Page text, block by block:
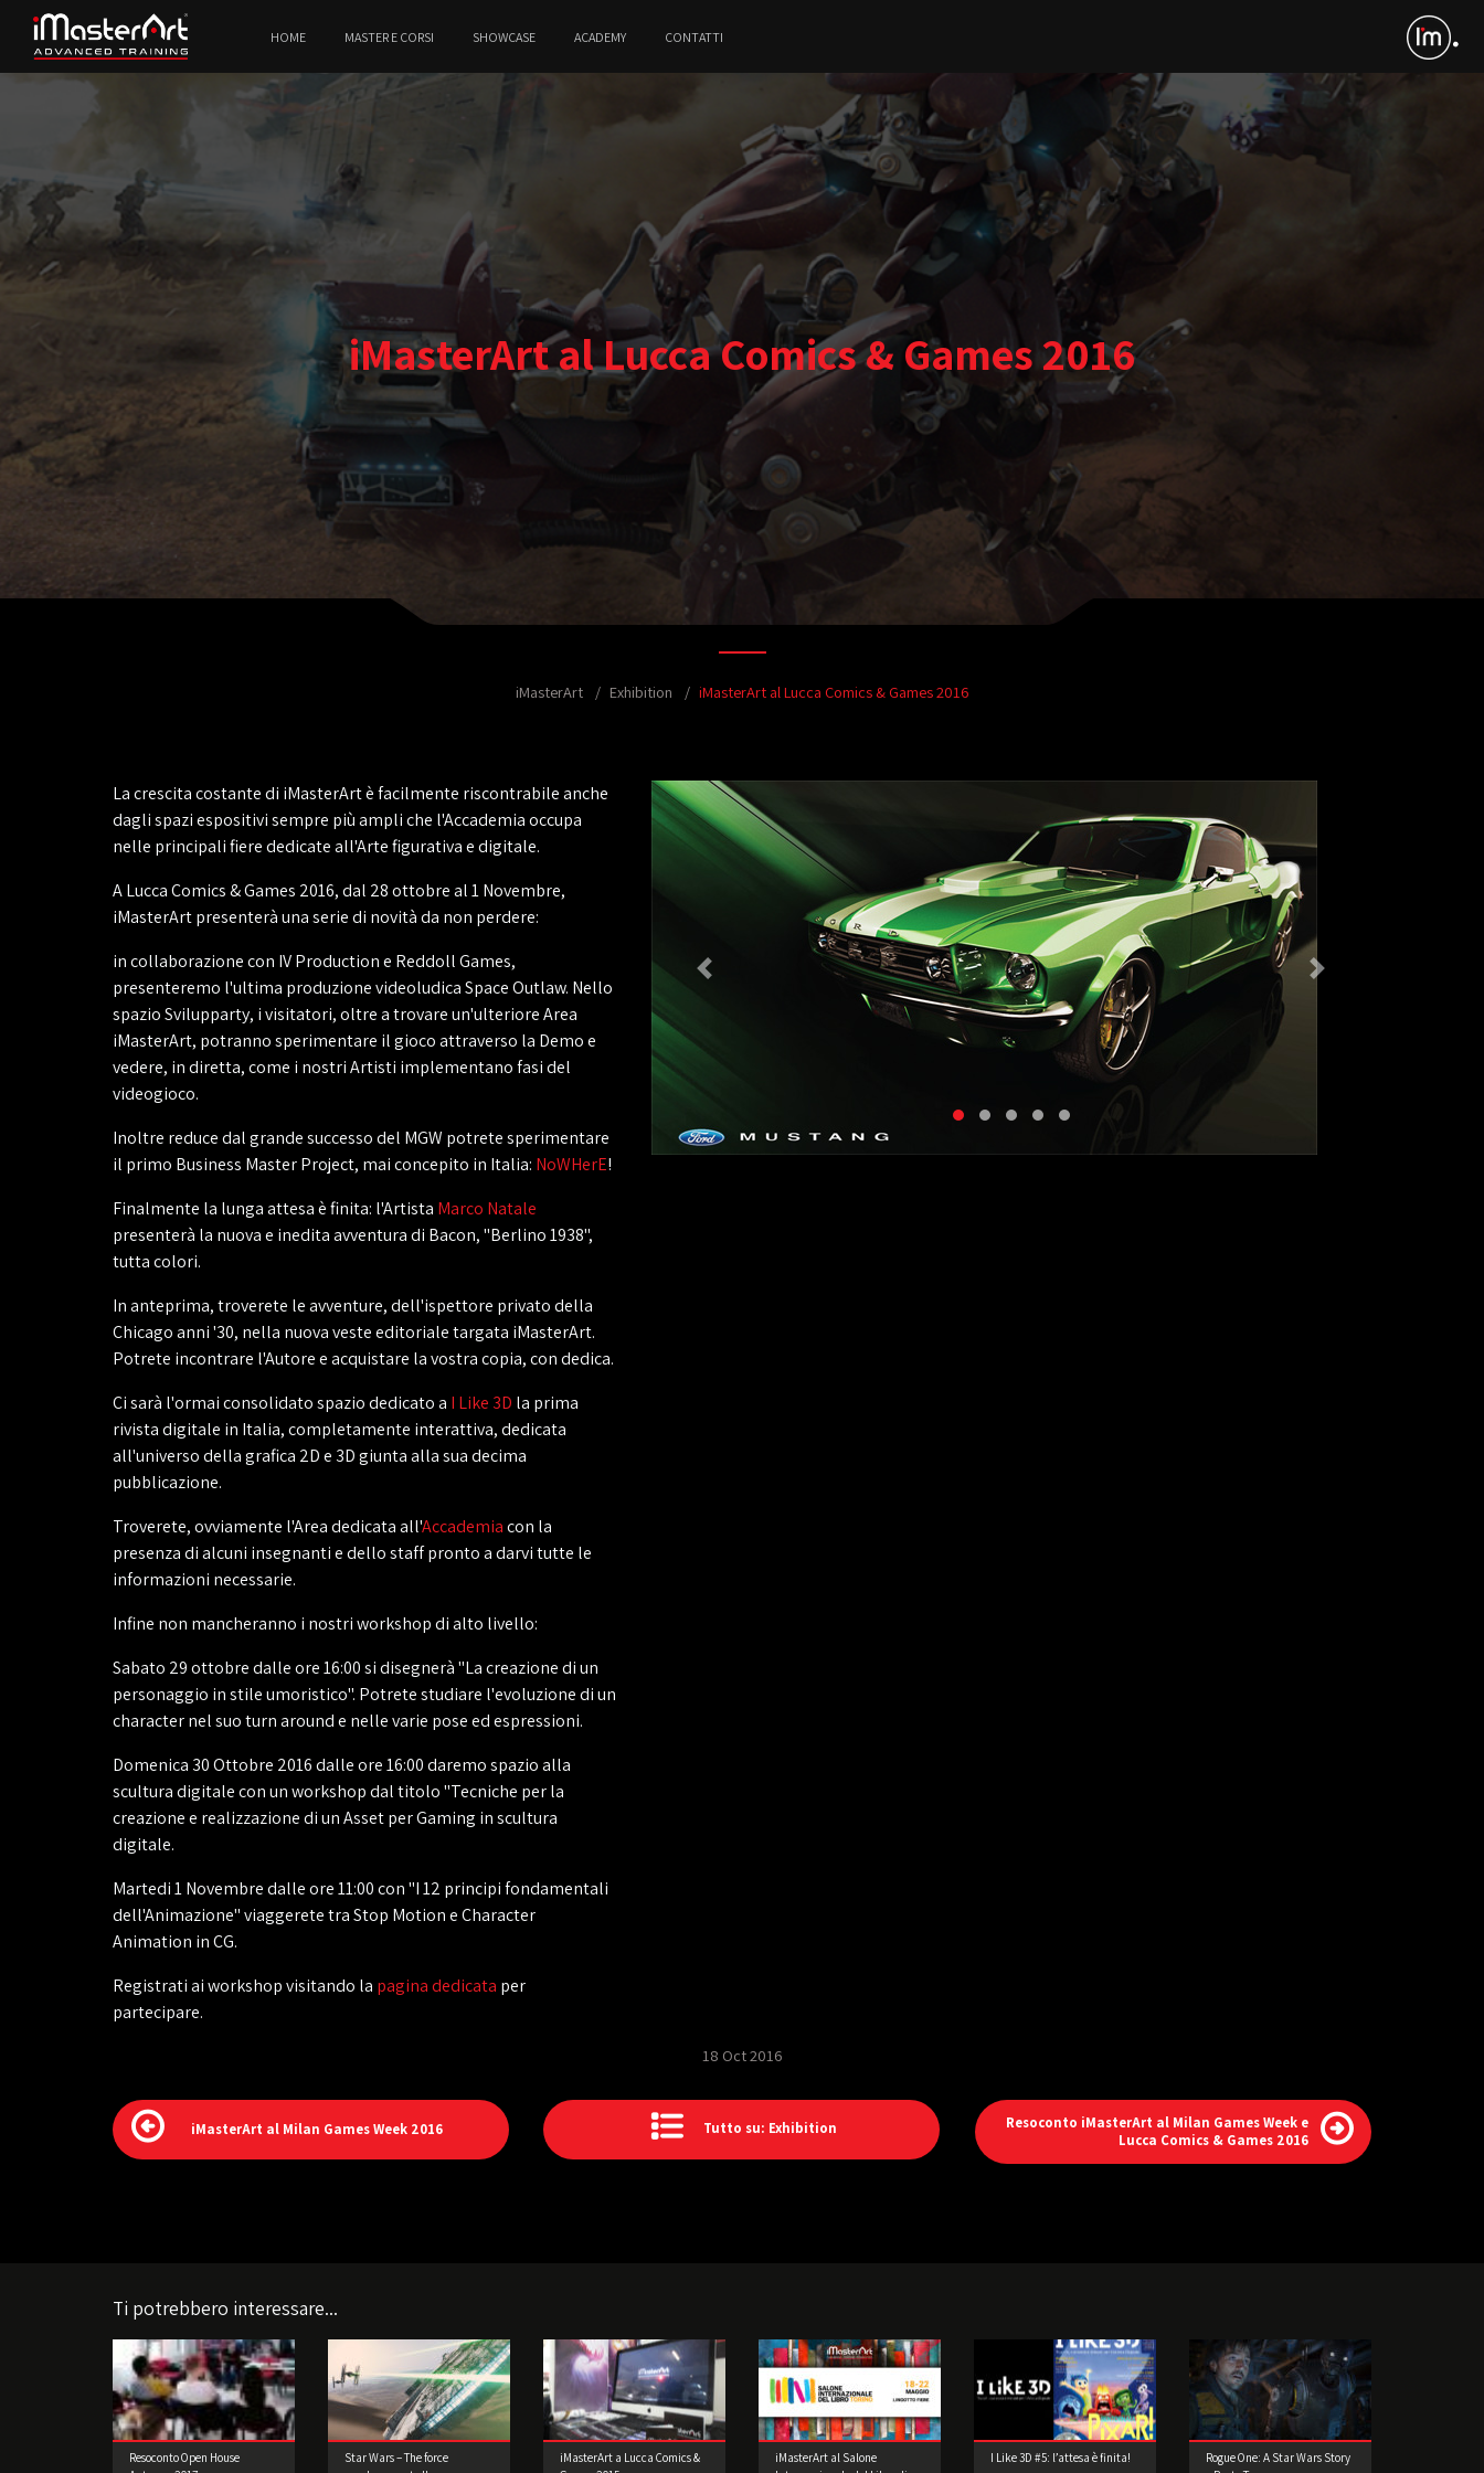
HOME MASTER E CORSI SHOWCASE ACADEMY CONTATTI
iMasterArt al Lucca Comics & Games 2016
iMasterArt Exhibition iMasterArt al Lucca Comics & Games 2016
La crescita costante di iMasterArt è facilmente riscontrabile anche
dagli spazi espositivi sempre più ampli che l'Accademia occupa
nelle principali fiere dedicate all'Arte figurativa e digitale.
A Lucca Comics & Games 2016, dal 28 ottobre al 1 Novembre,
iMasterArt presenterà una serie di novità da non perdere:
in collaborazione con IV Production e Reddoll Games,
presenteremo l'ultima produzione videoludica Space Outlaw. Nello
spazio Svilupparty, i visitatori, oltre a trovare un'ulteriore Area
iMasterArt, potranno sperimentare il gioco attraverso la Demo e
vedere, in diretta, come i nostri Artisti implementano fasi del
videogioco.
Inoltre reduce dal grande successo del MGW potrete sperimentare
il primo Business Master Project, mai concepito in Italia: NoWHerE!
Finalmente la lunga attesa è finita: l'Artista Marco Natale
presenterà la nuova e inedita avventura di Bacon, "Berlino 1938",
tutta colori.
In anteprima, troverete le avventure, dell'ispettore privato della
Chicago anni '30, nella nuova veste editoriale targata iMasterArt.
Potrete incontrare l'Autore e acquistare la vostra copia, con dedica.
Ci sarà l'ormai consolidato spazio dedicato a I Like 3D la prima
rivista digitale in Italia, completamente interattiva, dedicata
all'universo della grafica 2D e 3D giunta alla sua decima
pubblicazione.
Troverete, ovviamente l'Area dedicata all'Accademiacon la
presenza di alcuni insegnanti e dello staff pronto a darvi tutte le
informazioni necessarie.
Infine non mancheranno i nostri workshop di alto livello:
Sabato 29 ottobre dalle ore 16:00 si disegnerà "La creazione di un
personaggio in stile umoristico". Potrete studiare l'evoluzione di un
character nel suo turn around e nelle varie pose ed espressioni.
Domenica 30 Ottobre 2016 dalle ore 16:00 daremo spazio alla
scultura digitale con un workshop dal titolo "Tecniche per la
creazione e realizzazione di un Asset per Gaming in scultura
digitale.
Martedi 1 Novembre dalle ore 11:00 con "I 12 principi fondamentali
dell'Animazione" viaggerete tra Stop Motion e Character
Animation in CG.
Registrati ai workshop visitando la pagina dedicata per
partecipare.
18 Oct 2016
iMasterArt al Milan Games Week 2016 Tutto su: Exhibition
Resoconto iMasterArt al Milan Games Week e
Lucca Comics & Games 2016
Ti potrebbero interessare...
Resoconto Open House
Star Wars – The force
iMasterArt a Lucca Comics &
iMasterArt al Salone
I Like 3D #5: l’attesa è finita!
Rogue One: A Star Wars Story